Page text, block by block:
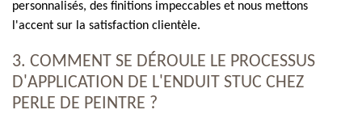
personnalisés, des finitions impeccables et nous mettons
l'accent sur la satisfaction clientèle.
3. COMMENT SE DÉROULE LE PROCESSUS
D'APPLICATION DE L'ENDUIT STUC CHEZ
PERLE DE PEINTRE ?